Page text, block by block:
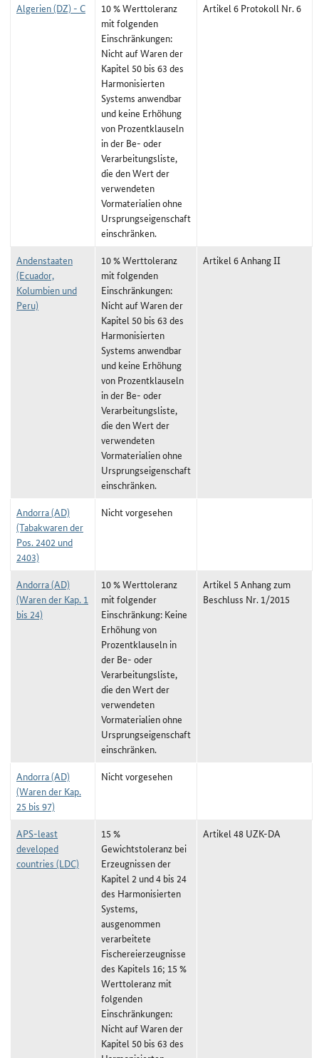
Algerien (DZ) - C
10 % Werttoleranz
mit folgenden
Einschränkungen:
Nicht auf Waren der
Kapitel 50 bis 63 des
Harmonisierten
Systems anwendbar
und keine Erhöhung
von Prozentklauseln
in der Be- oder
Verarbeitungsliste,
die den Wert der
verwendeten
Vormaterialien ohne
Ursprungseigenschaft
einschränken.
Artikel 6 Protokoll Nr. 6
Andenstaaten
(Ecuador,
Kolumbien und
Peru)
10 % Werttoleranz
mit folgenden
Einschränkungen:
Nicht auf Waren der
Kapitel 50 bis 63 des
Harmonisierten
Systems anwendbar
und keine Erhöhung
von Prozentklauseln
in der Be- oder
Verarbeitungsliste,
die den Wert der
verwendeten
Vormaterialien ohne
Ursprungseigenschaft
einschränken.
Artikel 6 Anhang II
Andorra (AD)
(Tabakwaren der
Pos. 2402 und
2403)
Nicht vorgesehen
Andorra (AD)
(Waren der Kap. 1
bis 24)
10 % Werttoleranz
mit folgender
Einschränkung: Keine
Erhöhung von
Prozentklauseln in
der Be- oder
Verarbeitungsliste,
die den Wert der
verwendeten
Vormaterialien ohne
Ursprungseigenschaft
einschränken.
Artikel 5 Anhang zum
Beschluss Nr. 1/2015
Andorra (AD)
(Waren der Kap.
25 bis 97)
Nicht vorgesehen
APS-least
developed
countries (LDC)
15 %
Gewichtstoleranz bei
Erzeugnissen der
Kapitel 2 und 4 bis 24
des Harmonisierten
Systems,
ausgenommen
verarbeitete
Fischereierzeugnisse
des Kapitels 16; 15 %
Werttoleranz mit
folgenden
Einschränkungen:
Nicht auf Waren der
Kapitel 50 bis 63 des
Artikel 48 UZK-DA